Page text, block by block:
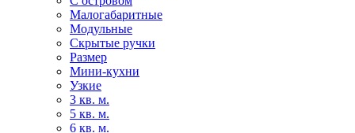
Малогабаритные
Модульные
Скрытые ручки
Размер
Мини-кухни
Узкие
3 кв. м.
5 кв. м.
6 кв. м.